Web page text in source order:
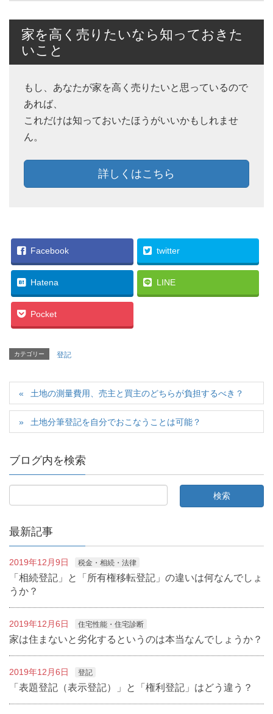
家を高く売りたいなら知っておきた
いこと
もし、あなたが家を高く売りたいと思っているので
あれば、
これだけは知っておいたほうがいいかもしれませ
ん。
詳しくはこちら
Facebook twitter
Hatena LINE
Pocket
カテゴリー 登記
土地の測量費用、売主と買主のどちらが負担するべき？
土地分筆登記を自分でおこなうことは可能？
ブログ内を検索
最新記事
2019年12月9日 税金・相続・法律
「相続登記」と「所有権移転登記」の違いは何なんでしょ
うか？
2019年12月6日 住宅性能・住宅診断
家は住まないと劣化するというのは本当なんでしょうか？
2019年12月6日 登記
「表題登記（表示登記）」と「権利登記」はどう違う？